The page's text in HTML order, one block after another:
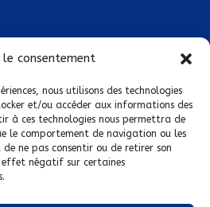
le consentement
nous utilisons des technologies
et/ou accéder aux informations des
à ces technologies nous permettra de
le comportement de navigation ou les
de ne pas consentir ou de retirer son
effet négatif sur certaines
·e !
chez vous !
vente